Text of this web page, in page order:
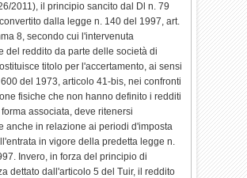
2011), il principio sancito dal Dl n. 79
dalla legge n. 140 del 1997, art.
8, secondo cui l'intervenuta
del reddito da parte delle società di
titolo per l'accertamento, ai sensi
del 1973, articolo 41-bis, nei confronti
fisiche che non hanno definito i redditi
associata, deve ritenersi
anche in relazione ai periodi d'imposta
in vigore della predetta legge n.
Invero, in forza del principio di
dettato dall'articolo 5 del Tuir, il reddito